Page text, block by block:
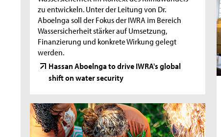
zu entwickeln. Unter der Leitung von Dr.
Aboelnga soll der Fokus der IWRA im Bereich
Wassersicherheit stärker auf Umsetzung,
Finanzierung und konkrete Wirkung gelegt
werden.
Hassan Aboelnga to drive IWRA's global
shift on water security